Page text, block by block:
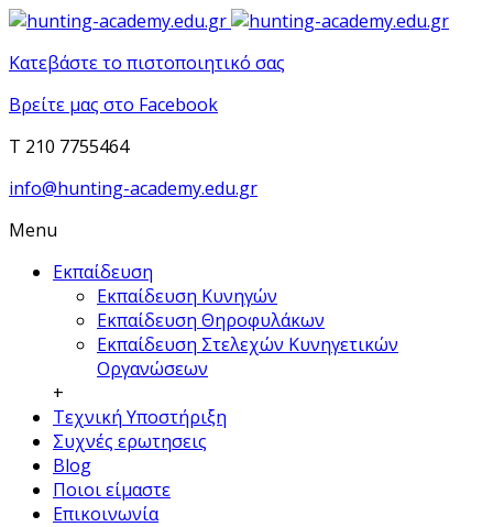
Κατεβάστε το πιστοποιητικό σας
Βρείτε μας στο Facebook
T 210 7755464
info@hunting-academy.edu.gr
Menu
Εκπαίδευση
Εκπαίδευση Κυνηγών
Εκπαίδευση Θηροφυλάκων
Εκπαίδευση Στελεχών Κυνηγετικών
Οργανώσεων
+
Τεχνική Υποστήριξη
Συχνές ερωτησεις
Blog
Ποιοι είμαστε
Επικοινωνία